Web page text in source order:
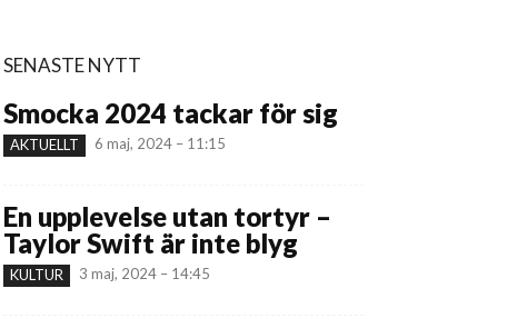
SENASTE NYTT
Smocka 2024 tackar för sig
AKTUELLT 6 maj, 2024 – 11:15
En upplevelse utan tortyr –
Taylor Swift är inte blyg
KULTUR 3 maj, 2024 – 14:45